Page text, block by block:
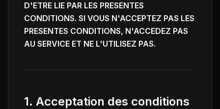
D'ETRE LIE PAR LES PRESENTES
CONDITIONS. SI VOUS N'ACCEPTEZ PAS LES
PRESENTES CONDITIONS, N'ACCEDEZ PAS
AU SERVICE ET NE L'UTILISEZ PAS.
1. Acceptation des conditions